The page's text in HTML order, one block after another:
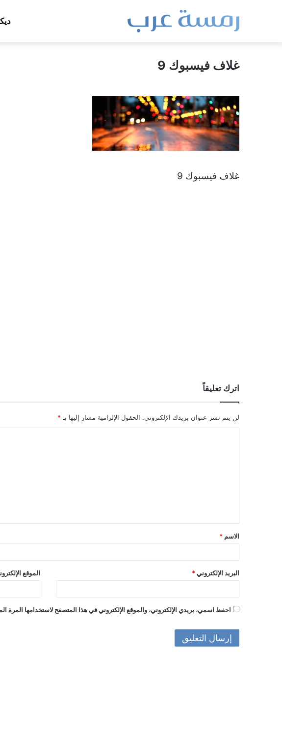
غلاف فيسبوك 9
غلاف فيسبوك 9
اترك تعليقاً
لن يتم نشر عنوان بريدك الإلكتروني. الحقول الإلزامية مشار إليها بـ *
ق
*
الاسم *
البريد الإلكتروني * الموقع
احفظ اسمي، بريدي الإلكتروني، والموقع الإلكتروني في هذا المتصفح لاستخدامها المرة